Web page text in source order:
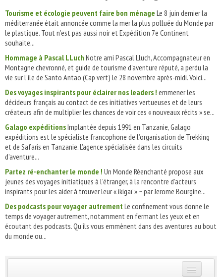
Tourisme et écologie peuvent faire bon ménage Le 8 juin dernier la
méditerranée était annoncée comme la mer la plus polluée du Monde par
le plastique. Tout n'est pas aussi noir et Expédition 7e Continent
souhaite...
Hommage à Pascal LLuch Notre ami Pascal Lluch, Accompagnateur en
Montagne chevronné, et guide de tourisme d’aventure réputé, a perdu la
vie sur l’ile de Santo Antao (Cap vert) le 28 novembre après-midi. Voici...
Des voyages inspirants pour éclairer nos leaders ! emmener les
décideurs français au contact de ces initiatives vertueuses et de leurs
créateurs afin de multiplier les chances de voir ces « nouveaux récits » se...
Galago expéditionsImplantée depuis 1991 en Tanzanie, Galago
expéditions est le spécialiste francophone de l’organisation de Trekking
et de Safaris en Tanzanie. L’agence spécialisée dans les circuits
d’aventure...
Partez ré-enchanter le monde ! Un Monde Réenchanté propose aux
jeunes des voyages initiatiques à l’étranger, à la rencontre d’acteurs
inspirants pour les aider à trouver leur « ikigaï » ~ par Jerome Bourgine...
Des podcasts pour voyager autrement Le confinement vous donne le
temps de voyager autrement, notamment en fermant les yeux et en
écoutant des podcasts. Qu'ils vous emmènent dans des aventures au bout
du monde ou...